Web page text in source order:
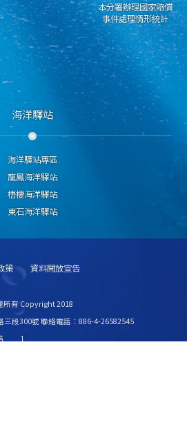
本分署辦理國家賠償
事件處理情形統計
海洋驛站
海洋驛站專區
龍鳳海洋驛站
梧棲海洋驛站
東石海洋驛站
策 資料開放宣告
有 Copyright 2018
段300號 聯絡電話：886-4-26582545
]